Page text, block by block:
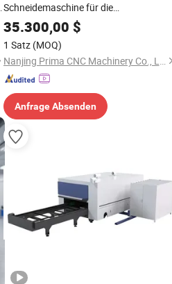
Schneidemaschine für die
Blechbearbeitung mit vollständig
geschlossener Kabine und
Wechseltischen
35.300,00 $
1 Satz (MOQ)
Nanjing Prima CNC Machinery Co., Ltd.
Anfrage Absenden